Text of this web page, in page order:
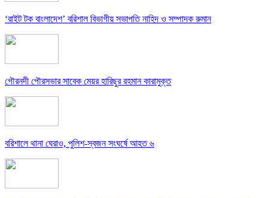
‘রাইট টক বাংলাদেশ’ বরিশাল বিভাগীয় সভাপতি নাহিদ ও সম্পাদক রুমান
গৌরনদী পৌরসভার সাবেক মেয়র হারিছুর রহমান কারামুক্ত
বরিশালে থানা ঘেরাও, পুলিশ-স্বজন সংঘর্ষে আহত ৬